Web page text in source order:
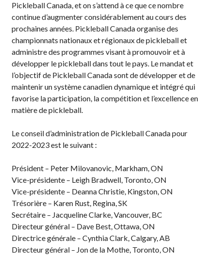
Championnat national
de Pickleball Canada
2025
Candidature à un
tournoi sanctionné
Calendrier des
événements
Guide du directeur de
Raquettes et balles
homologuées
Pickleball Brackets –
Fournisseur de
solutions logicielles
Auto-évaluation des
niveaux de
compétence
Pickleball Canada, et on s’attend à ce que ce nombre
continue d’augmenter considérablement au cours des
prochaines années. Pickleball Canada organise des
championnats nationaux et régionaux de pickleball et
administre des programmes visant à promouvoir et à
développer le pickleball dans tout le pays. Le mandat et
l’objectif de Pickleball Canada sont de développer et de
maintenir un système canadien dynamique et intégré qui
favorise la participation, la compétition et l’excellence en
matière de pickleball.
Le conseil d’administration de Pickleball Canada pour
2022-2023 est le suivant :
Président – Peter Milovanovic, Markham, ON
Vice-présidente – Leigh Bradwell, Toronto, ON
Vice-présidente – Deanna Christie, Kingston, ON
Trésorière – Karen Rust, Regina, SK
Secrétaire – Jacqueline Clarke, Vancouver, BC
Directeur général – Dave Best, Ottawa, ON
Directrice générale – Cynthia Clark, Calgary, AB
Directeur général – Jon de la Mothe, Toronto, ON